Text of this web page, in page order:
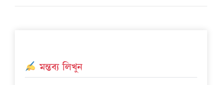
মন্তব্য লিখুন